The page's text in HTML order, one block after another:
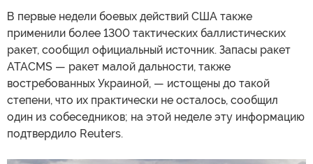
В первые недели боевых действий США также
применили более 1300 тактических баллистических
ракет, сообщил официальный источник. Запасы ракет
ATACMS — ракет малой дальности, также
востребованных Украиной, — истощены до такой
степени, что их практически не осталось, сообщил
один из собеседников; на этой неделе эту информацию
подтвердило Reuters.